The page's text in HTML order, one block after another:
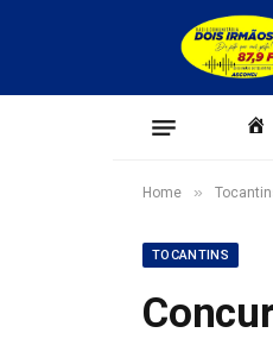
Home »
TOCANTINS